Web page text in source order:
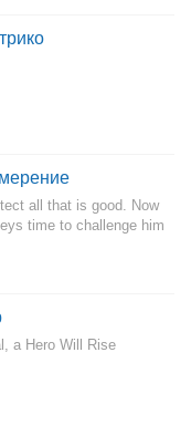
all that is good. Now
time to challenge him
a Hero Will Rise